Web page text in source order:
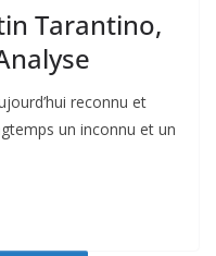
Tarantino,
reconnu et
un inconnu et un